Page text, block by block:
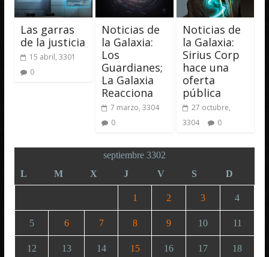
Las garras
de la justicia
15 abril, 3301
0
Noticias de
la Galaxia:
Los
Guardianes;
La Galaxia
Reacciona
7 marzo, 3304
0
Noticias de
la Galaxia:
Sirius Corp
hace una
oferta
pública
27 octubre,
3304
0
septiembre 3302
L
M X J V S D
1 2 3 4
5 6 7 8 9 10 11
12 13 14 15 16 17 18